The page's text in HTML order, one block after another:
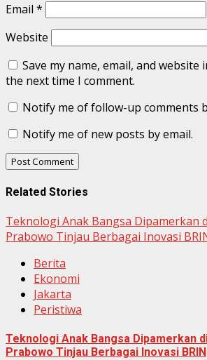
Email *
Website
Save my name, email, and
the next time I comment.
Notify me of follow-up comments
Notify me of new posts by email.
Related Stories
Teknologi Anak Bangsa Dipamerkan
Prabowo Tinjau Berbagai Inovasi
Berita
Ekonomi
Jakarta
Peristiwa
Teknologi Anak Bangsa Dipamerkan
Prabowo Tinjau Berbagai Inovasi BRIN